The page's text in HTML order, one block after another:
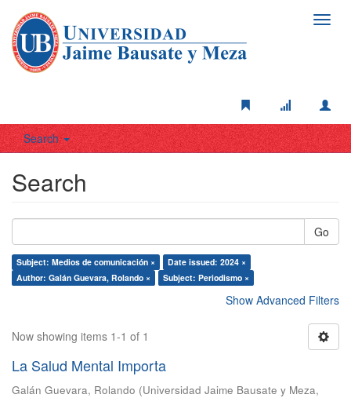
Search
Search
Go
Subject: Medios de comunicación ×
Date issued: 2024 ×
Author: Galán Guevara, Rolando ×
Subject: Periodismo ×
Show Advanced Filters
Now showing items 1-1 of 1
La Salud Mental Importa
Galán Guevara, Rolando (Universidad Jaime Bausate y Meza,